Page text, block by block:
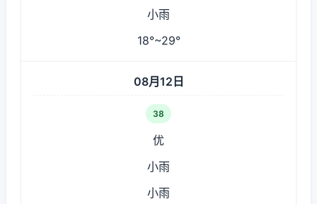
小雨
18°~29°
08月12日
38
优
小雨
小雨